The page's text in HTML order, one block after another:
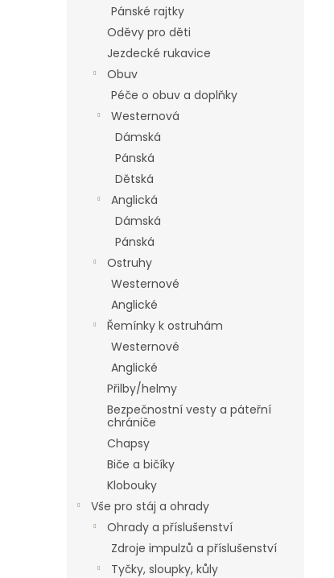
Pánské rajtky
Oděvy pro děti
Jezdecké rukavice
Obuv
Péče o obuv a doplňky
Westernová
Dámská
Pánská
Dětská
Anglická
Dámská
Pánská
Ostruhy
Westernové
Anglické
Řemínky k ostruhám
Westernové
Anglické
Přilby/helmy
Bezpečnostní vesty a páteřní
chrániče
Chapsy
Biče a bičíky
Klobouky
Vše pro stáj a ohrady
Ohrady a příslušenství
Zdroje impulzů a příslušenství
Tyčky, sloupky, kůly